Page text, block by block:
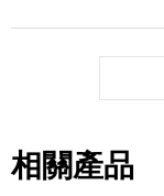
相關產品